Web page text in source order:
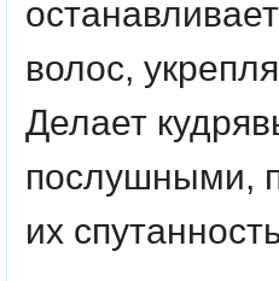
волос,
Делает
послушными,
их